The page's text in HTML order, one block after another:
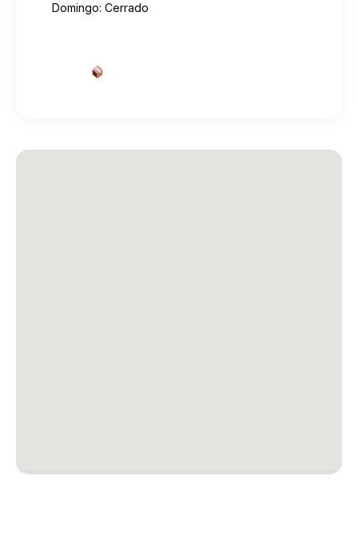
Domingo: Cerrado